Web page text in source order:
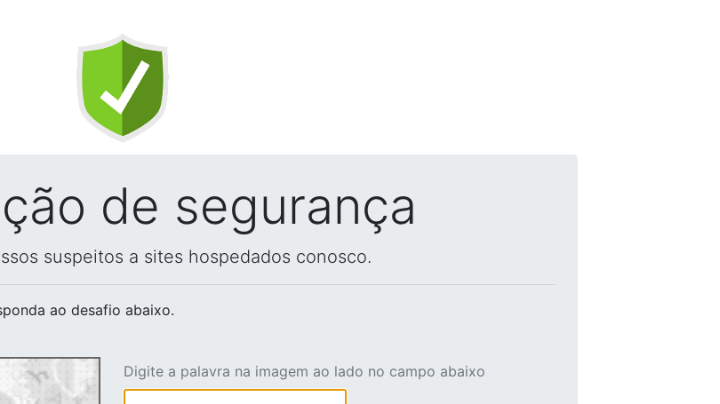
de segurança
suspeitos a sites hospedados conosco.
ao desafio abaixo.
Digite a palavra na imagem ao lado no campo abaixo